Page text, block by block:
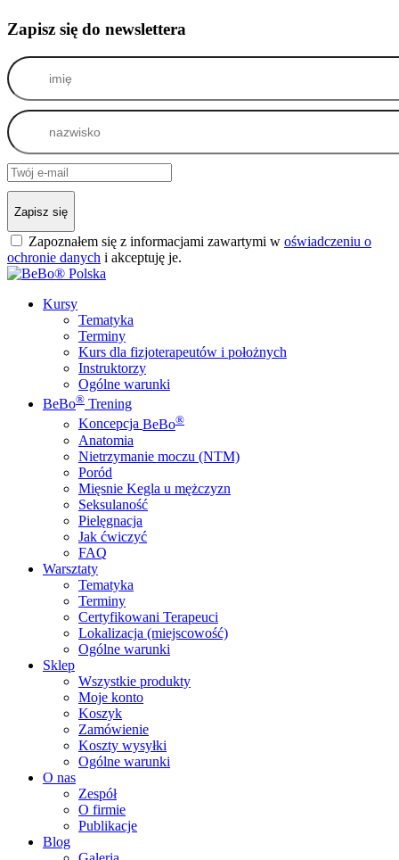
Zapisz się do newslettera
Zapisz się
Zapoznałem się z informacjami zawartymi w oświadczeniu o
ochronie danych i akceptuję je.
Kursy
Tematyka
Terminy
Kurs dla fizjoterapeutów i położnych
Instruktorzy
Ogólne warunki
BeBo® Trening
Koncepcja BeBo®
Anatomia
Nietrzymanie moczu (NTM)
Poród
Mięsnie Kegla u mężczyzn
Seksulaność
Pielęgnacja
Jak ćwiczyć
FAQ
Warsztaty
Tematyka
Terminy
Certyfikowani Terapeuci
Lokalizacja (miejscowość)
Ogólne warunki
Sklep
Wszystkie produkty
Moje konto
Koszyk
Zamówienie
Koszty wysyłki
Ogólne warunki
O nas
Zespół
O firmie
Publikacje
Blog